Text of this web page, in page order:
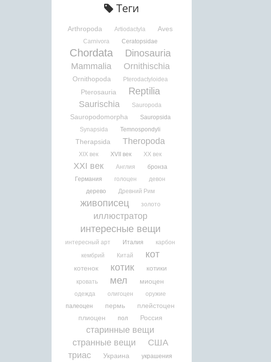
Теги
Arthropoda Artiodactyla Aves
Carnivora Ceratopsidae
Chordata Dinosauria
Mammalia Ornithischia
Ornithopoda Pterodactyloidea
Pterosauria Reptilia
Saurischia Sauropoda
Sauropodomorpha
Sauropsida
Synapsida
Temnospondyli
Therapsida Theropoda
XIX век XVII век XX век
XXI век Англия
бронза
Германия
голоцен
девон
дерево
Древний Рим
живописец золото
иллюстратор
интересные вещи
интересный арт Италия
карбон
кембрий
Китай кот
котенок котик котики
кровать мел миоцен
одежда олигоцен
оружие
палеоцен
пермь
плейстоцен
плиоцен
пол Россия
старинные вещи
странные вещи
США
триас
Украина украшения